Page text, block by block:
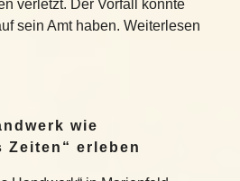
verletzt. Der Vorfall könnte
sein Amt haben. Weiterlesen
wie
Zeiten“ erleben